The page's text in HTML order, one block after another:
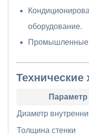
оборудование.
Промышленные
Технические
Параметр
Диаметр
Толщина стенки